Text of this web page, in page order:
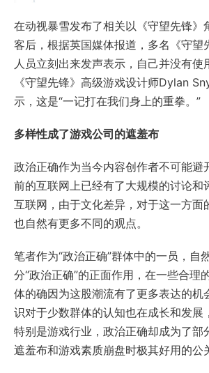
在动视暴雪发布了相关以《守望先锋》
客后，根据英国媒体报道，多名《守望
人员立刻出来发声表示，自己并没有使
《守望先锋》高级游戏设计师Dylan
示，这是“一记打在我们身上的重拳。”
多样性成了游戏公司的遮羞布
政治正确作为当今内容创作者不可能避
前的互联网上已经有了大规模的讨论和
互联网，由于文化差异，对于这一方面
也自然有更多不同的观点。
笔者作为“政治正确”群体中的一员，自
分“政治正确”的正面作用，在一些合理
体的确因为这股潮流有了更多表达的机
识对于少数群体的认知也在成长和发展
特别是游戏行业，政治正确却成为了部
遮羞布和游戏素质崩盘时极其好用的公